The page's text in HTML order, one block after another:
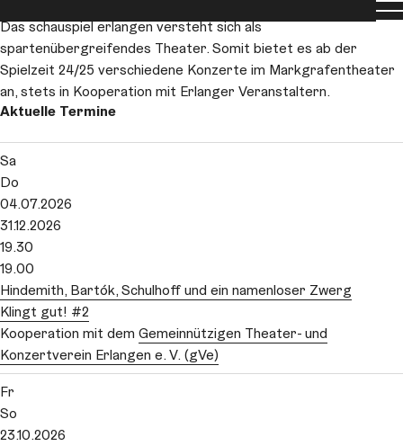
Das schauspiel erlangen versteht sich als
spartenübergreifendes Theater. Somit bietet es ab der
Spielzeit 24/25 verschiedene Konzerte im Markgrafentheater
an, stets in Kooperation mit Erlanger Veranstaltern.
Aktuelle Termine
Sa
Do
04.07.2026
31.12.2026
19.30
19.00
Hindemith, Bartók, Schul­hoff und ein namenloser Zwerg
Klingt gut! #2
Kooperation mit dem Gemeinnützigen Theater- und
Konzertverein Erlangen e. V. (gVe)
Fr
So
23.10.2026